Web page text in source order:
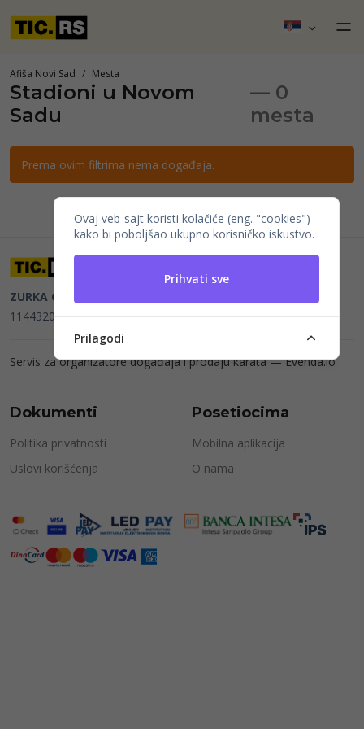
Afiša Novi Sad Mesta
Stadioni u Novom
Sadu
— 0
mesta
Prema ovim filtrima nema događaja.
ZURKA CE BITI DOO
114432064, MB 22023195,mail@tic.rs, +381 63 173 3142
Servis za organizatore događaja i prodaju karata —Evenda.io
Dokumenti
Politika privatnosti
Uslovi korišćenja
Posetiocima
Mobilna aplikacija
O nama
Ovaj veb-sajt koristi kolačiće (eng. "cookies")
kako bi poboljšao ukupno korisničko iskustvo.
Prihvati sve
Prilagodi